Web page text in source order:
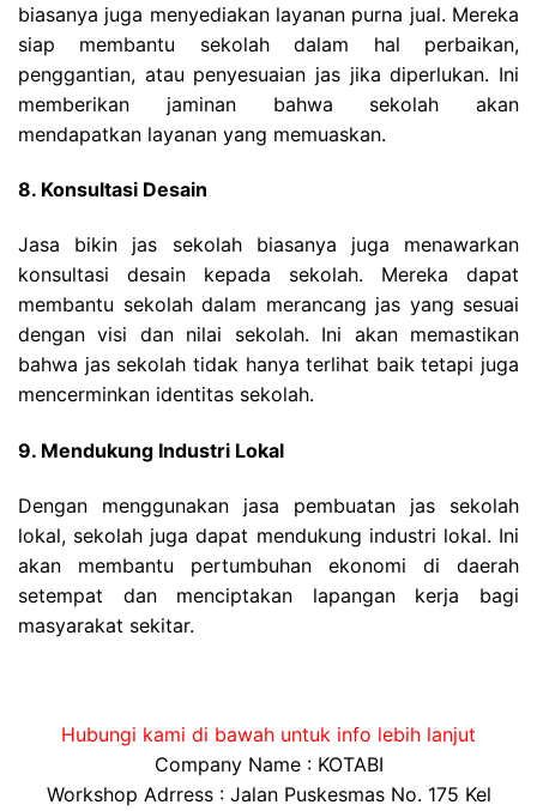
biasanya juga menyediakan layanan purna jual. Mereka
siap membantu sekolah dalam hal perbaikan,
penggantian, atau penyesuaian jas jika diperlukan. Ini
memberikan jaminan bahwa sekolah akan
mendapatkan layanan yang memuaskan.
8. Konsultasi Desain
Jasa bikin jas sekolah biasanya juga menawarkan
konsultasi desain kepada sekolah. Mereka dapat
membantu sekolah dalam merancang jas yang sesuai
dengan visi dan nilai sekolah. Ini akan memastikan
bahwa jas sekolah tidak hanya terlihat baik tetapi juga
mencerminkan identitas sekolah.
9. Mendukung Industri Lokal
Dengan menggunakan jasa pembuatan jas sekolah
lokal, sekolah juga dapat mendukung industri lokal. Ini
akan membantu pertumbuhan ekonomi di daerah
setempat dan menciptakan lapangan kerja bagi
masyarakat sekitar.
Hubungi kami di bawah untuk info lebih lanjut
Company Name : KOTABI
Workshop Adrress : Jalan Puskesmas No. 175 Kel